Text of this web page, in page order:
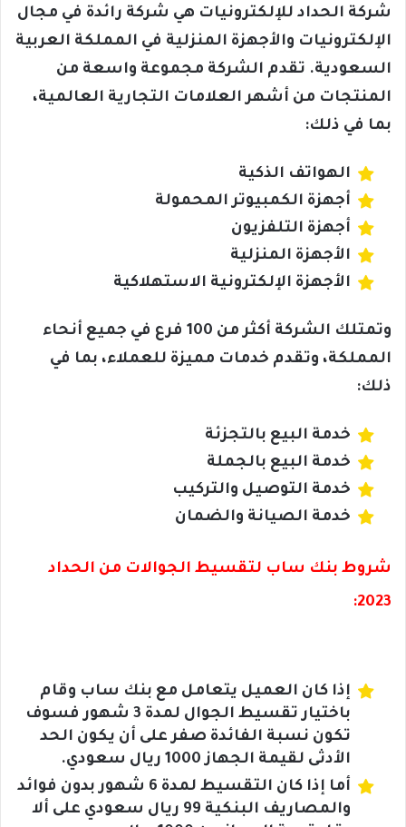
شركة الحداد للإلكترونيات هي شركة رائدة في مجال
الإلكترونيات والأجهزة المنزلية في المملكة العربية
السعودية. تقدم الشركة مجموعة واسعة من
المنتجات من أشهر العلامات التجارية العالمية،
بما في ذلك:
الهواتف الذكية
أجهزة الكمبيوتر المحمولة
أجهزة التلفزيون
الأجهزة المنزلية
الأجهزة الإلكترونية الاستهلاكية
وتمتلك الشركة أكثر من 100 فرع في جميع أنحاء
المملكة، وتقدم خدمات مميزة للعملاء، بما في
ذلك:
خدمة البيع بالتجزئة
خدمة البيع بالجملة
خدمة التوصيل والتركيب
خدمة الصيانة والضمان
شروط بنك ساب لتقسيط الجوالات من الحداد
2023:
إذا كان العميل يتعامل مع بنك ساب وقام
باختيار تقسيط الجوال لمدة 3 شهور فسوف
تكون نسبة الفائدة صفر على أن يكون الحد
الأدثى لقيمة الجهاز 1000 ريال سعودي.
أما إذا كان التقسيط لمدة 6 شهور بدون فوائد
والمصاريف البنكية 99 ريال سعودي على ألا